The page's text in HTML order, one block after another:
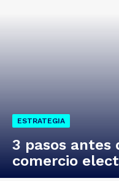
ESTRATEGIA
3 pasos antes
comercio